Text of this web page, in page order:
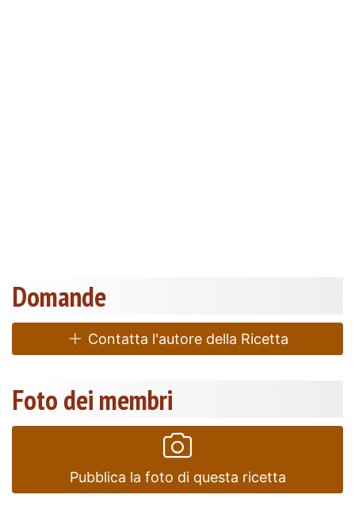
Domande
Contatta l'autore della Ricetta
Foto dei membri
Pubblica la foto di questa ricetta